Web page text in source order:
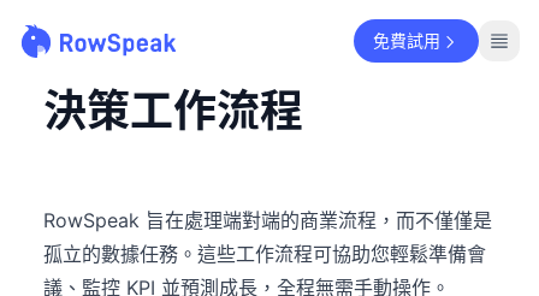
免費試用
決策工作流程
RowSpeak 旨在處理端對端的商業流程，而不僅僅是
孤立的數據任務。這些工作流程可協助您輕鬆準備會
議、監控 KPI 並預測成長，全程無需手動操作。